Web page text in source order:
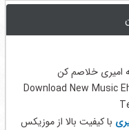
امیری خلاصم کن
Download New Music
با کیفیت بالا از موزیکس